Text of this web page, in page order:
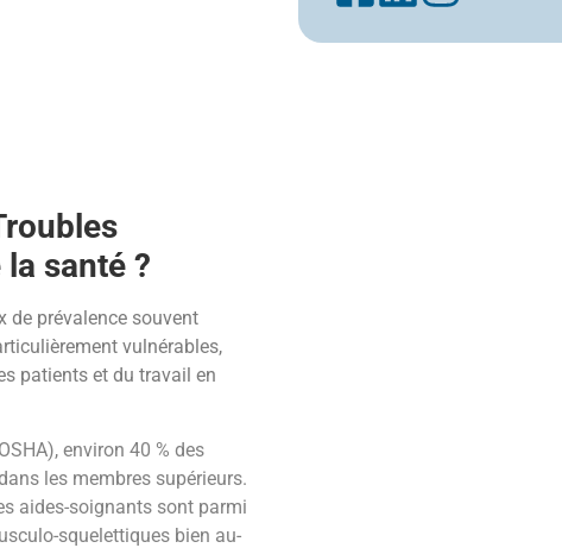
santé ?
de prévalence souvent
vulnérables,
patients et du travail en
environ 40 % des
les membres supérieurs.
aides-soignants sont parmi
squelettiques bien au-